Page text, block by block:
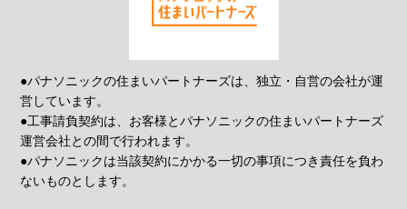
●パナソニックの住まいパートナーズは、独立・自営の会社が運
営しています。
●工事請負契約は、お客様とパナソニックの住まいパートナーズ
運営会社との間で行われます。
●パナソニックは当該契約にかかる一切の事項につき責任を負わ
ないものとします。